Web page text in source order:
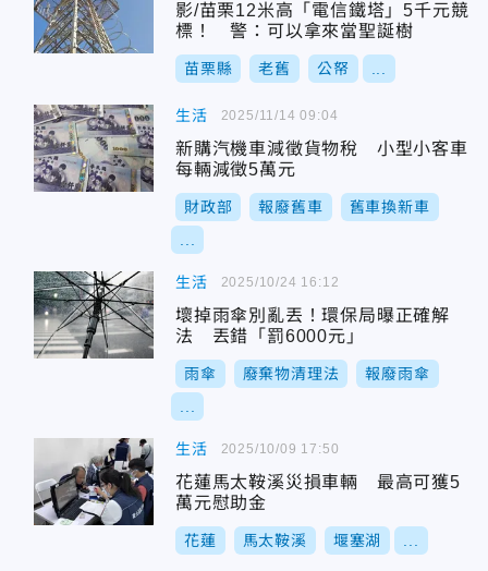
影/苗栗12米高「電信鐵塔」5千元競
標！ 警：可以拿來當聖誕樹
苗栗縣 老舊 公帑
生活
新購汽機車減徵貨物稅 小型小客車
每輛減徵5萬元
財政部 報廢舊車 舊車換新車
2025/11/14 09:04
生活
壞掉雨傘別亂丟！環保局曝正確解
法 丟錯「罰6000元」
雨傘 廢棄物清理法 報廢雨傘
2025/10/24 16:12
生活
花蓮馬太鞍溪災損車輛 最高可獲5
萬元慰助金
花蓮 馬太鞍溪 堰塞湖
2025/10/09 17:50